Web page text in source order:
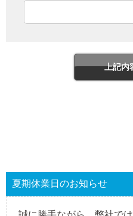
夏期休業日のお知らせ